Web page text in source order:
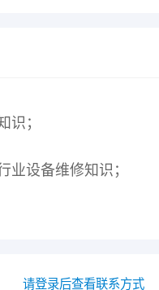
识；
业设备维修知识；
请登录后查看联系方式